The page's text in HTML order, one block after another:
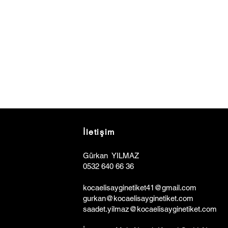
İletişim
Gürkan YILMAZ
0532 640 66 36
kocaelisayginetiket41@gmail.com
gurkan@kocaelisayginetiket.com
saadet.yilmaz@kocaelisayginetiket.com